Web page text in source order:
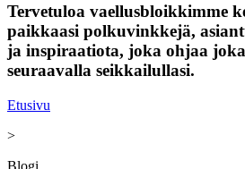
Tervetuloa vaellusbloikkimme
paikkaasi polkuvinkkejä,
ja inspiraatiota, joka ohjaa
seuraavalla seikkailullasi.
Etusivu
>
Blogi